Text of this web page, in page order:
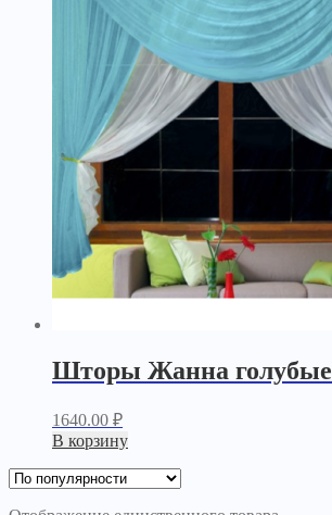
Шторы Жанна голубые
1640.00 ₽
В корзину